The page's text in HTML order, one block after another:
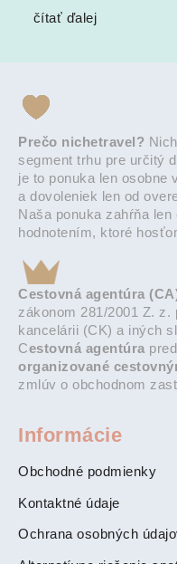
čítať ďalej
Prečo nichetravel?
segment trhu pre určitý
je to ponuka len osobne
a dovoleniek len od
Naša ponuka zahŕňa
hodnotením, ktoré
Cestovná agentúra
zákonom 281/2001 Z.
kancelárii (CK) a iných
Cestovná agentúra
organizované
zmlúv o obchodnom
Informácie
Obchodné podmienky
Kontaktné údaje
Ochrana osobných